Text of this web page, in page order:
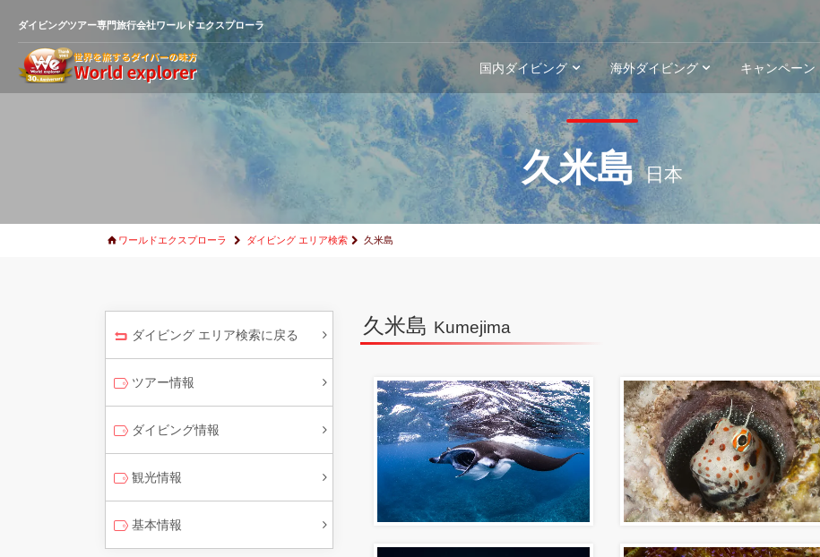
久米島日本
ワールドエクスプローラ ダイビング エリア検索 久米島
ダイビング エリア検索に戻る
ツアー情報
ダイビング情報
観光情報
基本情報
久米島 Kumejima
ダイビングツアー専門旅行会社ワールドエクスプローラ
国内ダイビング 海外ダイビング キャンペーン